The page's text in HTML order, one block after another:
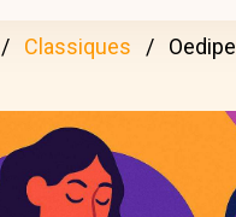
Classiques Oedipe